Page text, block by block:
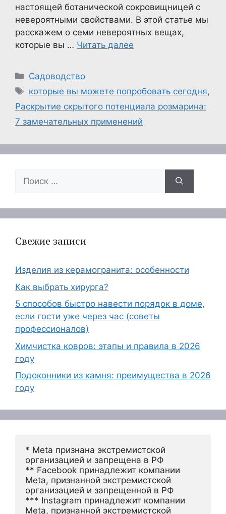
настоящей ботанической сокровищницей с
невероятными свойствами. В этой статье мы
расскажем о семи невероятных вещах,
которые вы … Читать далее
Рубрики
Садоводство
Метки
которые вы можете попробовать сегодня,
Раскрытие скрытого потенциала розмарина:
7 замечательных применений
Поиск:
Свежие записи
Изделия из керамогранита: особенности
Как выбрать хирурга?
5 способов быстро навести порядок в доме,
если гости уже через час (советы
профессионалов)
Химчистка ковров: этапы и правила в 2026
году
Подоконники из камня: преимущества в 2026
году
* Meta признана экстремистской
организацией и запрещена в РФ
** Facebook принадлежит компании
Meta, признанной экстремистской
организацией и запрещенной в РФ
*** Instagram принадлежит компании
Meta, признанной экстремистской